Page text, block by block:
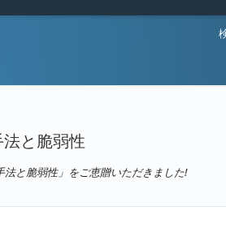
と脆弱性
と脆弱性」をご恵贈いただきました!